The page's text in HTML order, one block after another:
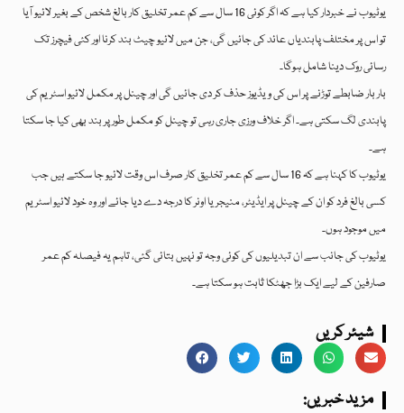
یوٹیوب نے خبردار کیا ہے کہ اگر کوئی 16 سال سے کم عمر تخلیق کار بالغ شخص کے بغیر لائیو آیا
تو اس پر مختلف پابندیاں عائد کی جائیں گی، جن میں لائیو چیٹ بند کرنا اور کئی فیچرز تک
رسائی روک دینا شامل ہوگا۔
بار بار ضابطے توڑنے پر اس کی ویڈیوز حذف کر دی جائیں گی اور چینل پر مکمل لائیو اسٹریم کی
پابندی لگ سکتی ہے۔ اگر خلاف ورزی جاری رہی تو چینل کو مکمل طور پر بند بھی کیا جا سکتا
ہے۔
یوٹیوب کا کہنا ہے کہ 16 سال سے کم عمر تخلیق کار صرف اس وقت لائیو جا سکتے ہیں جب
کسی بالغ فرد کو ان کے چینل پر ایڈیٹر، منیجر یا اونر کا درجہ دے دیا جائے اور وہ خود لائیو اسٹریم
میں موجود ہوں۔
یوٹیوب کی جانب سے ان تبدیلیوں کی کوئی وجہ تو نہیں بتائی گئی، تاہم یہ فیصلہ کم عمر
صارفین کے لیے ایک بڑا جھٹکا ثابت ہو سکتا ہے۔
شیئر کریں
:مزید خبریں